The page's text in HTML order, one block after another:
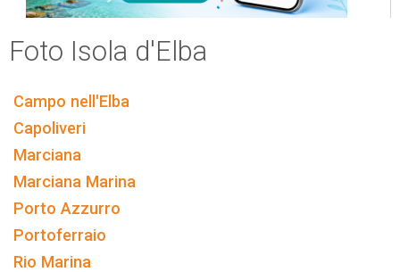
Foto Isola d'Elba
Campo nell'Elba
Capoliveri
Marciana
Marciana Marina
Porto Azzurro
Portoferraio
Rio Marina